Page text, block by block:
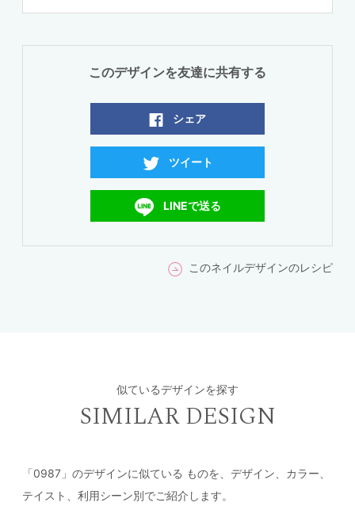
このデザインを友達に共有する
シェア
ツイート
LINEで送る
このネイルデザインのレシピ
似ているデザインを探す
SIMILAR DESIGN
「0987」のデザインに似ている ものを、デザイン、カラー、
テイスト、利用シーン別でご紹介します。